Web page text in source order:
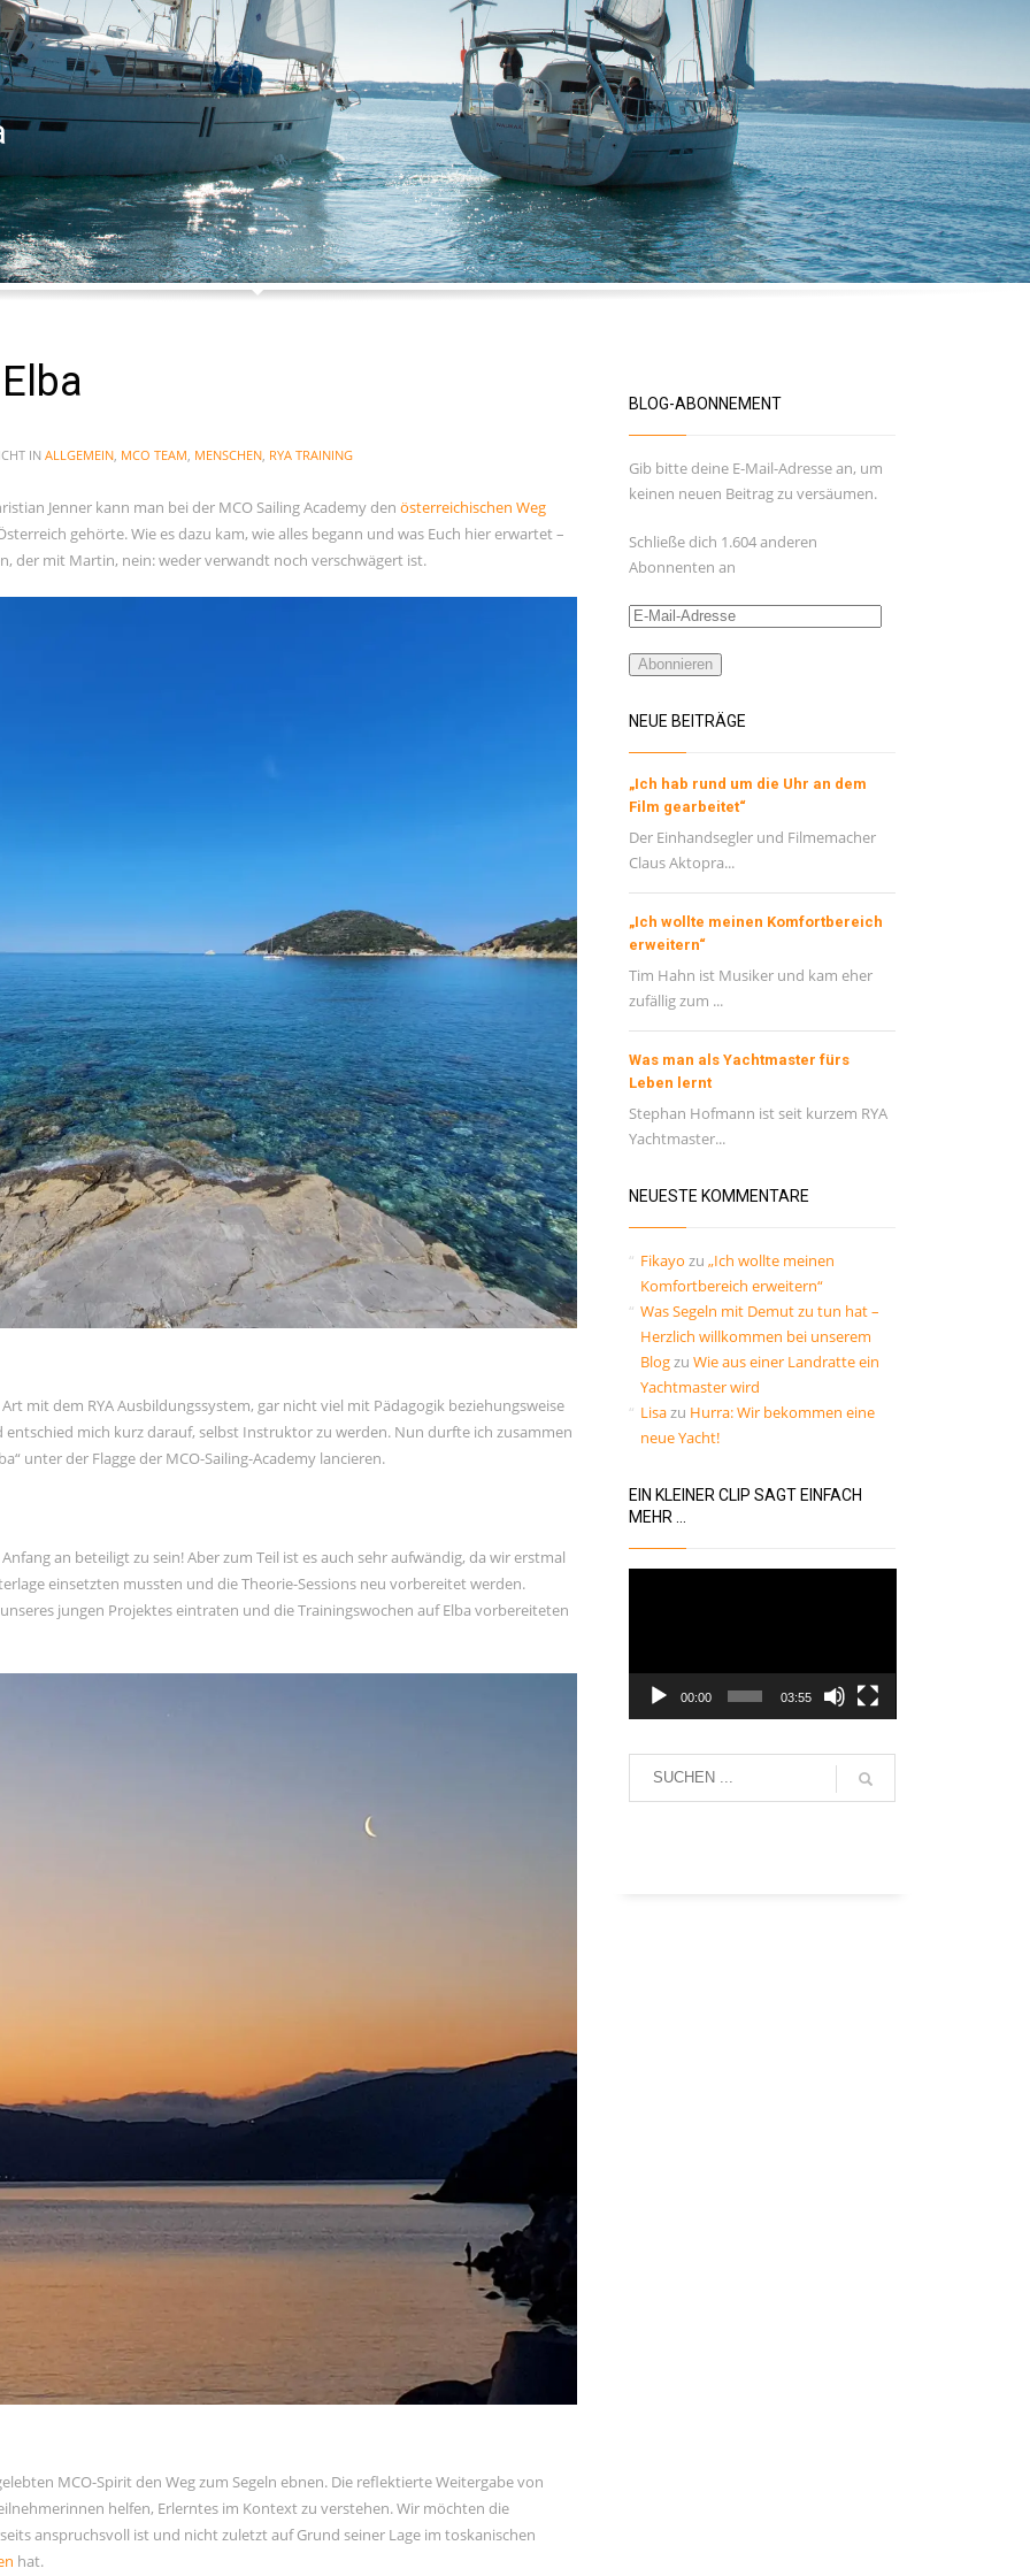
IN ALLGEMEIN, MCO TEAM, MENSCHEN, RYA TRAINING
Jenner kann man bei der MCO Sailing Academy den österreichischen Weg
gehörte. Wie es dazu kam, wie alles begann und was Euch hier erwartet –
der mit Martin, nein: weder verwandt noch verschwägert ist.
mit dem RYA Ausbildungssystem, gar nicht viel mit Pädagogik beziehungsweise
mich kurz darauf, selbst Instruktor zu werden. Nun durfte ich zusammen
unter der Flagge der MCO-Sailing-Academy lancieren.
an beteiligt zu sein! Aber zum Teil ist es auch sehr aufwändig, da wir erstmal
einsetzten mussten und die Theorie-Sessions neu vorbereitet werden.
jungen Projektes eintraten und die Trainingswochen auf Elba vorbereiteten
MCO-Spirit den Weg zum Segeln ebnen. Die reflektierte Weitergabe von
helfen, Erlerntes im Kontext zu verstehen. Wir möchten die
anspruchsvoll ist und nicht zuletzt auf Grund seiner Lage im toskanischen
hat.
BLOG-ABONNEMENT
Gib bitte deine E-Mail-Adresse an, um
keinen neuen Beitrag zu versäumen.
Schließe dich 1.604 anderen
Abonnenten an
E-
Adresse
Abonnieren
NEUE BEITRÄGE
„Ich hab rund um die Uhr an dem
Film gearbeitet“
Der Einhandsegler und Filmemacher
Claus Aktopra...
„Ich wollte meinen Komfortbereich
erweitern“
Tim Hahn ist Musiker und kam eher
zufällig zum ...
Was man als Yachtmaster fürs
Leben lernt
Stephan Hofmann ist seit kurzem RYA
Yachtmaster...
NEUESTE KOMMENTARE
Fikayo zu „Ich wollte meinen
Komfortbereich erweitern“
Was Segeln mit Demut zu tun hat –
Herzlich willkommen bei unserem
Blogzu Wie aus einer Landratte ein
Yachtmaster wird
Lisazu Hurra: Wir bekommen eine
neue Yacht!
EIN KLEINER CLIP SAGT EINFACH
MEHR …
00:00 03:55